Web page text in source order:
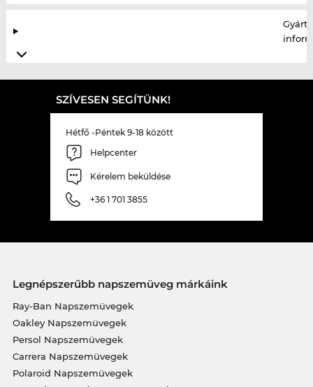
SZÍVESEN SEGÍTÜNK!
Hétfő -Péntek 9-18 között
Helpcenter
Kérelem beküldése
+36 1 701 3855
Legnépszerűbb napszemüveg márkáink
Ray-Ban Napszemüvegek
Oakley Napszemüvegek
Persol Napszemüvegek
Carrera Napszemüvegek
Polaroid Napszemüvegek